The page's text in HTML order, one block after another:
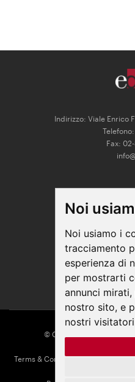
Noi
Noi usiamo i
tracciamento
esperienza di
per mostrarti
annunci
nostro sito, e
nostri
Indirizzo: Viale Enrico
Telefono:
Fax:
© COPYRIGHT 2026 All
P. IVA/
Terms & Conditions